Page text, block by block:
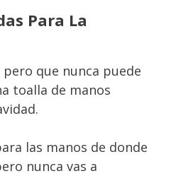
Para La
que nunca puede
toalla de manos
las manos de donde
nunca vas a